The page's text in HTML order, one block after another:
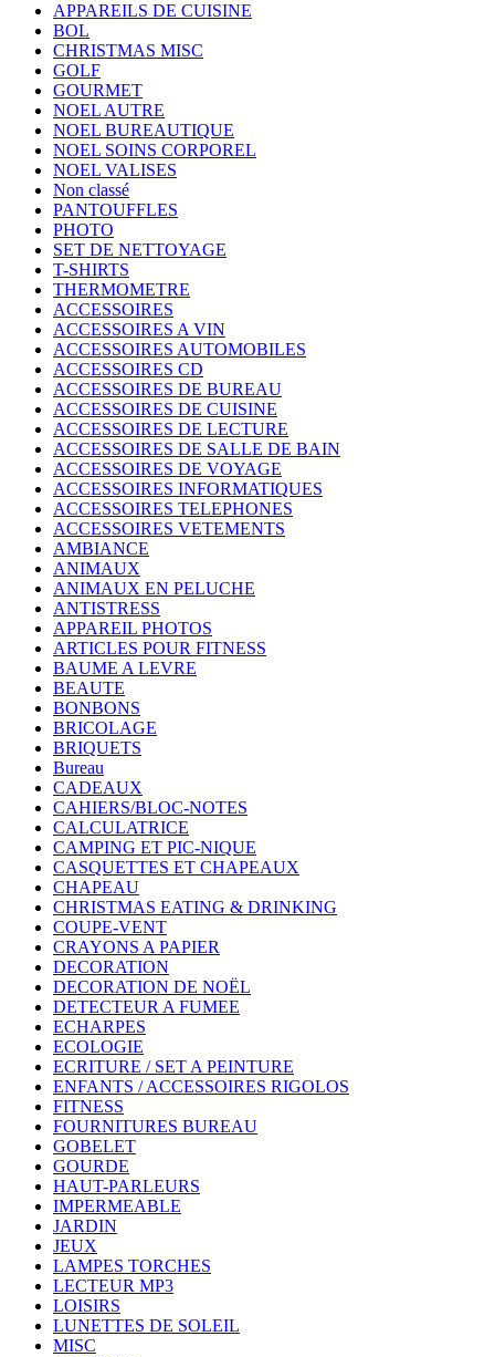
APPAREILS DE CUISINE
BOL
CHRISTMAS MISC
GOLF
GOURMET
NOEL AUTRE
NOEL BUREAUTIQUE
NOEL SOINS CORPOREL
NOEL VALISES
Non classé
PANTOUFFLES
PHOTO
SET DE NETTOYAGE
T-SHIRTS
THERMOMETRE
ACCESSOIRES
ACCESSOIRES A VIN
ACCESSOIRES AUTOMOBILES
ACCESSOIRES CD
ACCESSOIRES DE BUREAU
ACCESSOIRES DE CUISINE
ACCESSOIRES DE LECTURE
ACCESSOIRES DE SALLE DE BAIN
ACCESSOIRES DE VOYAGE
ACCESSOIRES INFORMATIQUES
ACCESSOIRES TELEPHONES
ACCESSOIRES VETEMENTS
AMBIANCE
ANIMAUX
ANIMAUX EN PELUCHE
ANTISTRESS
APPAREIL PHOTOS
ARTICLES POUR FITNESS
BAUME A LEVRE
BEAUTE
BONBONS
BRICOLAGE
BRIQUETS
Bureau
CADEAUX
CAHIERS/BLOC-NOTES
CALCULATRICE
CAMPING ET PIC-NIQUE
CASQUETTES ET CHAPEAUX
CHAPEAU
CHRISTMAS EATING & DRINKING
COUPE-VENT
CRAYONS A PAPIER
DECORATION
DECORATION DE NOËL
DETECTEUR A FUMEE
ECHARPES
ECOLOGIE
ECRITURE / SET A PEINTURE
ENFANTS / ACCESSOIRES RIGOLOS
FITNESS
FOURNITURES BUREAU
GOBELET
GOURDE
HAUT-PARLEURS
IMPERMEABLE
JARDIN
JEUX
LAMPES TORCHES
LECTEUR MP3
LOISIRS
LUNETTES DE SOLEIL
MISC